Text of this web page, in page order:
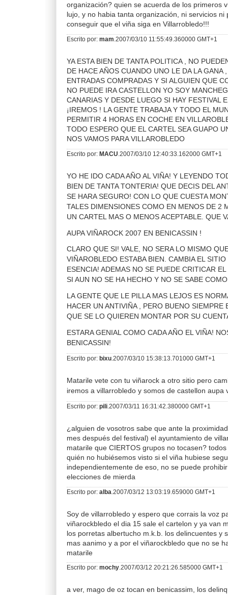
organización? quien se acuerda de los primeros
lujo, y no habia tanta organización, ni servicios ni
conseguir que el viña siga en Villarrobledo!!!
Escrito por: mam .2007/03/10 11:55:49.360000 GMT+1
YA ESTA BIEN DE TANTA POLITICA , NO
DE HACE AÑOS CUANDO UNO LE DA LA GANA
ENTRADAS COMPRADAS Y SI ALGUIEN QUE
NO PUEDE IRA CASTELLON YO SOY
CANARIAS Y DESDE LUEGO SI HAY FESTIVAL
¡IREMOS ! LA GENTE TRABAJA Y TODO EL
PERMITIR 4 HORAS EN COCHE EN
TODO ESPERO QUE EL CARTEL SEA GUAPO
NOS VAMOS PARA VILLAROBLEDO
Escrito por: MACU .2007/03/10 12:40:33.162000 GMT+1
YO HE IDO CADA AÑO AL VIÑA! Y LEYENDO
BIEN DE TANTA TONTERIA! QUE DECIS DEL
SE HARA SEGURO! CON LO QUE CUESTA
TALES DIMENSIONES COMO EN MENOS DE 2
UN CARTEL MAS O MENOS ACEPTABLE. QUE
AUPA VIÑAROCK 2007 EN BENICASSIN !
CLARO QUE SI! VALE, NO SERA LO MISMO
VIÑAROBLEDO ESTABA BIEN. CAMBIA EL
ESENCIA! ADEMAS NO SE PUEDE CRITICAR
SI AUN NO SE HA HECHO Y NO SE SABE
LA GENTE QUE LE PILLA MAS LEJOS ES
HACER UN ANTIVIÑA , PERO BUENO SIEMPRE
QUE SE LO QUIEREN MONTAR POR SU
ESTARA GENIAL COMO CADA AÑO EL VIÑA!
BENICASSIN!
Escrito por: bixu .2007/03/10 15:38:13.701000 GMT+1
Matarile vete con tu viñarock a otro sitio pero
iremos a villarrobledo y somos de castellon aupa
Escrito por: pili .2007/03/11 16:31:42.380000 GMT+1
¿alguien de vosotros sabe que ante la
mes después del festival) el ayuntamiento de
matarile que CIERTOS grupos no tocasen?
quién no hubiésemos visto si el viña hubiese
independientemente de eso, no se puede
elecciones de mierda
Escrito por: alba .2007/03/12 13:03:19.659000 GMT+1
Soy de villarrobledo y espero que corrais la voz
viñarockbledo el dia 15 sale el cartelon y ya van
los porretas albertucho m.k.b. los delincuentes y
mas aanimo y a por el viñarockbledo que no se
matarile
Escrito por: mochy .2007/03/12 20:21:26.585000 GMT+1
a ver, mago de oz tocan en benicassim, los